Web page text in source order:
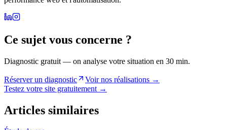
Ce sujet vous concerne ?
Diagnostic gratuit — on analyse votre situation en 30 min.
Réserver un diagnostic
Voir nos réalisations →
Testez votre site gratuitement →
Articles similaires